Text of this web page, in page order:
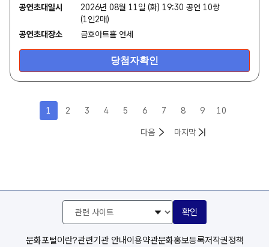
공연초대일시
2026년 08월 11일 (화) 19:30 공연 10쌍
(1인2매)
공연초대장소
금호아트홀 연세
당첨자확인
1 2 3 4 5 6 7 8 9 10
다음목록 마지막목록
문화포털이란?관련기관 안내이용약관문화홍보등록저작권정책
관
사
이
확인